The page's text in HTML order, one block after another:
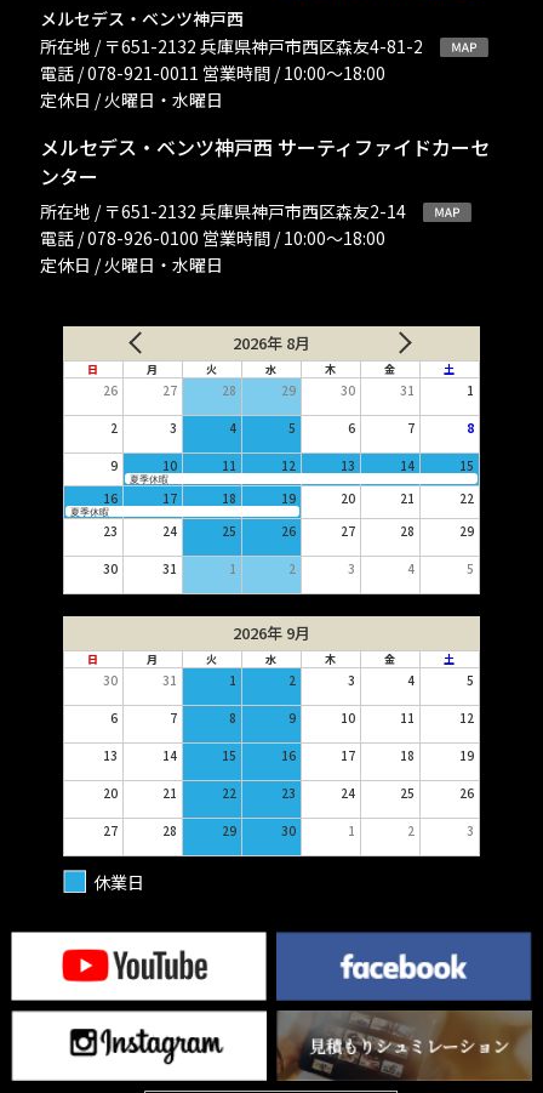
メルセデス・ベンツ神戸西
所在地 / 〒651-2132 兵庫県神戸市西区森友4-81-2
電話 / 078-921-0011 営業時間 / 10:00〜18:00
定休日 / 火曜日・水曜日
メルセデス・ベンツ神戸西 サーティファイドカーセ
ンター
所在地 / 〒651-2132 兵庫県神戸市西区森友2-14
電話 / 078-926-0100 営業時間 / 10:00〜18:00
定休日 / 火曜日・水曜日
2026年 8月
日 月 火 水 木 金 土
26 27 28 29 30 31 1
2 3 4 5 6 7 8
9 10 11 12 13 14 15
夏季休暇
16 17 18 19 20 21 22
夏季休暇
23 24 25 26 27 28 29
30 31 1 2 3 4 5
2026年 9月
日 月 火 水 木 金 土
30 31 1 2 3 4 5
6 7 8 9 10 11 12
13 14 15 16 17 18 19
20 21 22 23 24 25 26
27 28 29 30 1 2 3
休業日